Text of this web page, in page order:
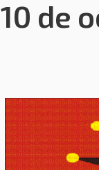
10 de